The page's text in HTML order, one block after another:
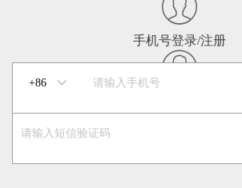
手机号登录/注册